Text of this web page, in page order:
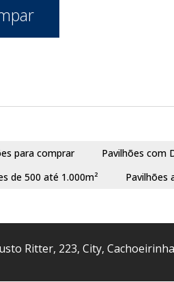
para comprar Pavilhões com
de 500 até 1.000m² Pavilhões
Ritter, 223, City, Cachoeirinha